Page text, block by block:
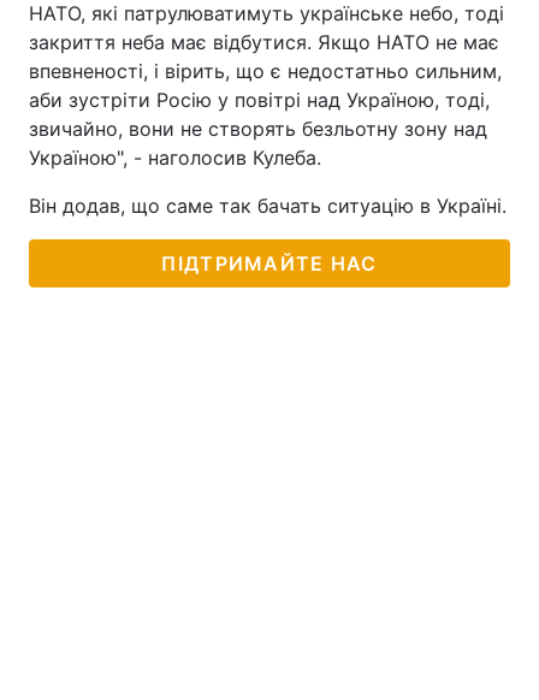
НАТО, які патрулюватимуть українське небо, тоді
закриття неба має відбутися. Якщо НАТО не має
впевненості, і вірить, що є недостатньо сильним,
аби зустріти Росію у повітрі над Україною, тоді,
звичайно, вони не створять безльотну зону над
Україною", - наголосив Кулеба.
Він додав, що саме так бачать ситуацію в Україні.
ПІДТРИМАЙТЕ НАС